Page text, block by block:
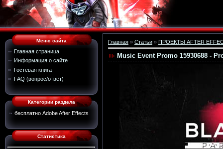
Меню сайта
Главная страница
Информация о сайте
Гостевая книга
FAQ (вопрос/ответ)
Категории раздела
бесплатно Adobe After Effects
Статистика
Главная » Статьи » ПРОЕКТЫ AFTER
Music Event Promo 15930688 -